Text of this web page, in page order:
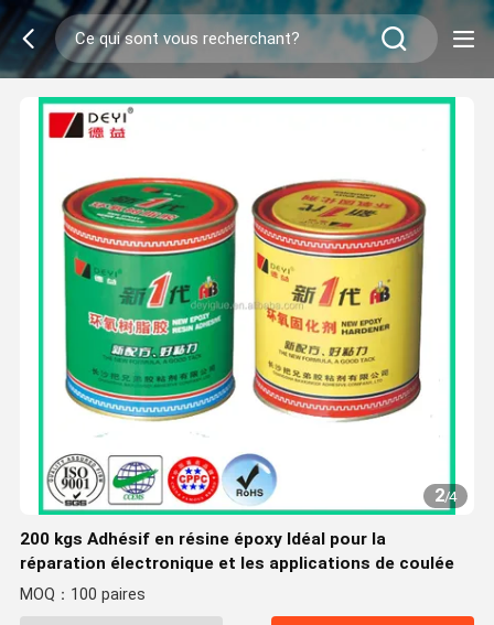
2/4
200 kgs Adhésif en résine époxy Idéal pour la
réparation électronique et les applications de coulée
MOQ：100 paires